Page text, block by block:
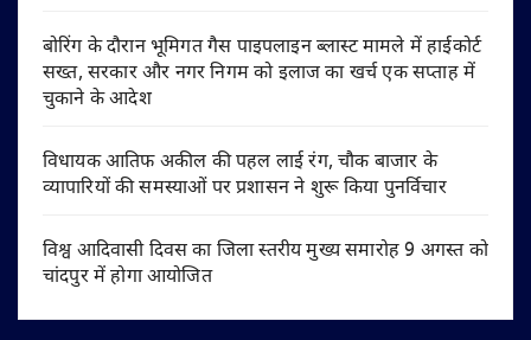
बोरिंग के दौरान भूमिगत गैस पाइपलाइन ब्लास्ट मामले में हाईकोर्ट
सख्त, सरकार और नगर निगम को इलाज का खर्च एक सप्ताह में
चुकाने के आदेश
विधायक आतिफ अकील की पहल लाई रंग, चौक बाजार के
व्यापारियों की समस्याओं पर प्रशासन ने शुरू किया पुनर्विचार
विश्व आदिवासी दिवस का जिला स्तरीय मुख्य समारोह 9 अगस्त को
चांदपुर में होगा आयोजित